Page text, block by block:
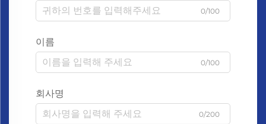
0/100
이름
0/100
회사명
0/200